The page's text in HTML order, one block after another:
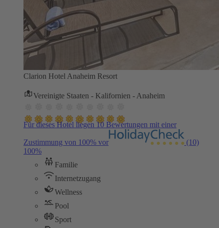
Clarion Hotel Anaheim Resort
Vereinigte Staaten - Kalifornien - Anaheim
Für dieses Hotel liegen 10 Bewertungen mit einer
Zustimmung von 100% vor
(10)
100%
Familie
Internetzugang
Wellness
Pool
Sport